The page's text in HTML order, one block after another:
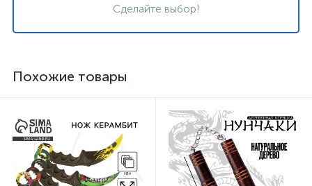
Сделайте выбор!
Похожие товары